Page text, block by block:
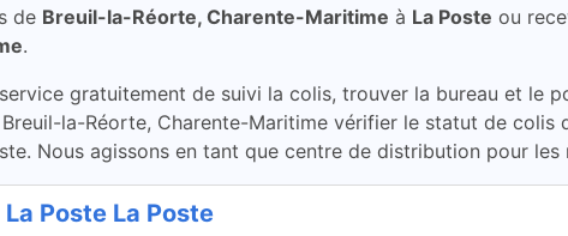
de Breuil-la-Réorte, Charente-Maritime à La Poste ou
.
gratuitement de suivi la colis, trouver la bureau et le
la-Réorte, Charente-Maritime vérifier le statut de
Nous agissons en tant que centre de distribution pour
La Poste La Poste